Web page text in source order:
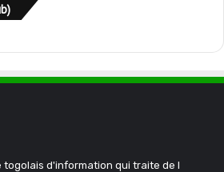
togolais d'information qui traite de l